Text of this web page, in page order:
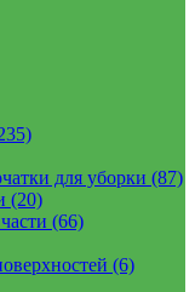
для уборки (87)
(20)
(66)
(6)